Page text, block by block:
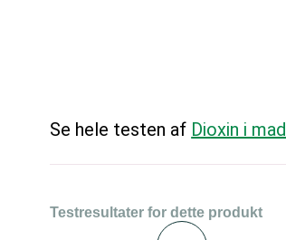
Se hele testen af Dioxin i mad
Testresultater for dette produkt